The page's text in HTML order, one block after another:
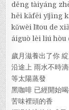
děng tàiyáng
hēi kāfēi yǐjīng
kǔwèi lǐtou de
áiguò lèi liú hòu
歲月滋養出了你
沿途上 雨水不時
等太陽蒸發
黑咖啡 已經開始
苦味裡頭的香